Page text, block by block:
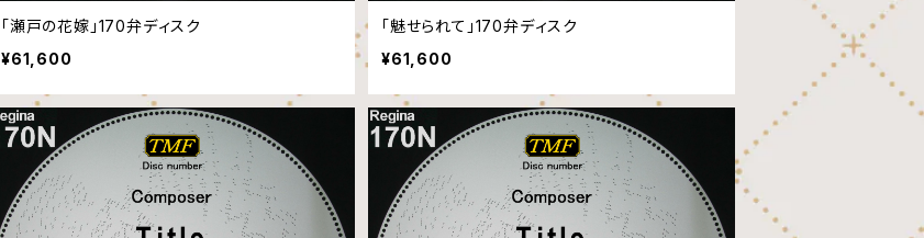
「瀬戸の花嫁」170弁ディスク
¥61,600
「魅せられて」170弁ディスク
¥61,600